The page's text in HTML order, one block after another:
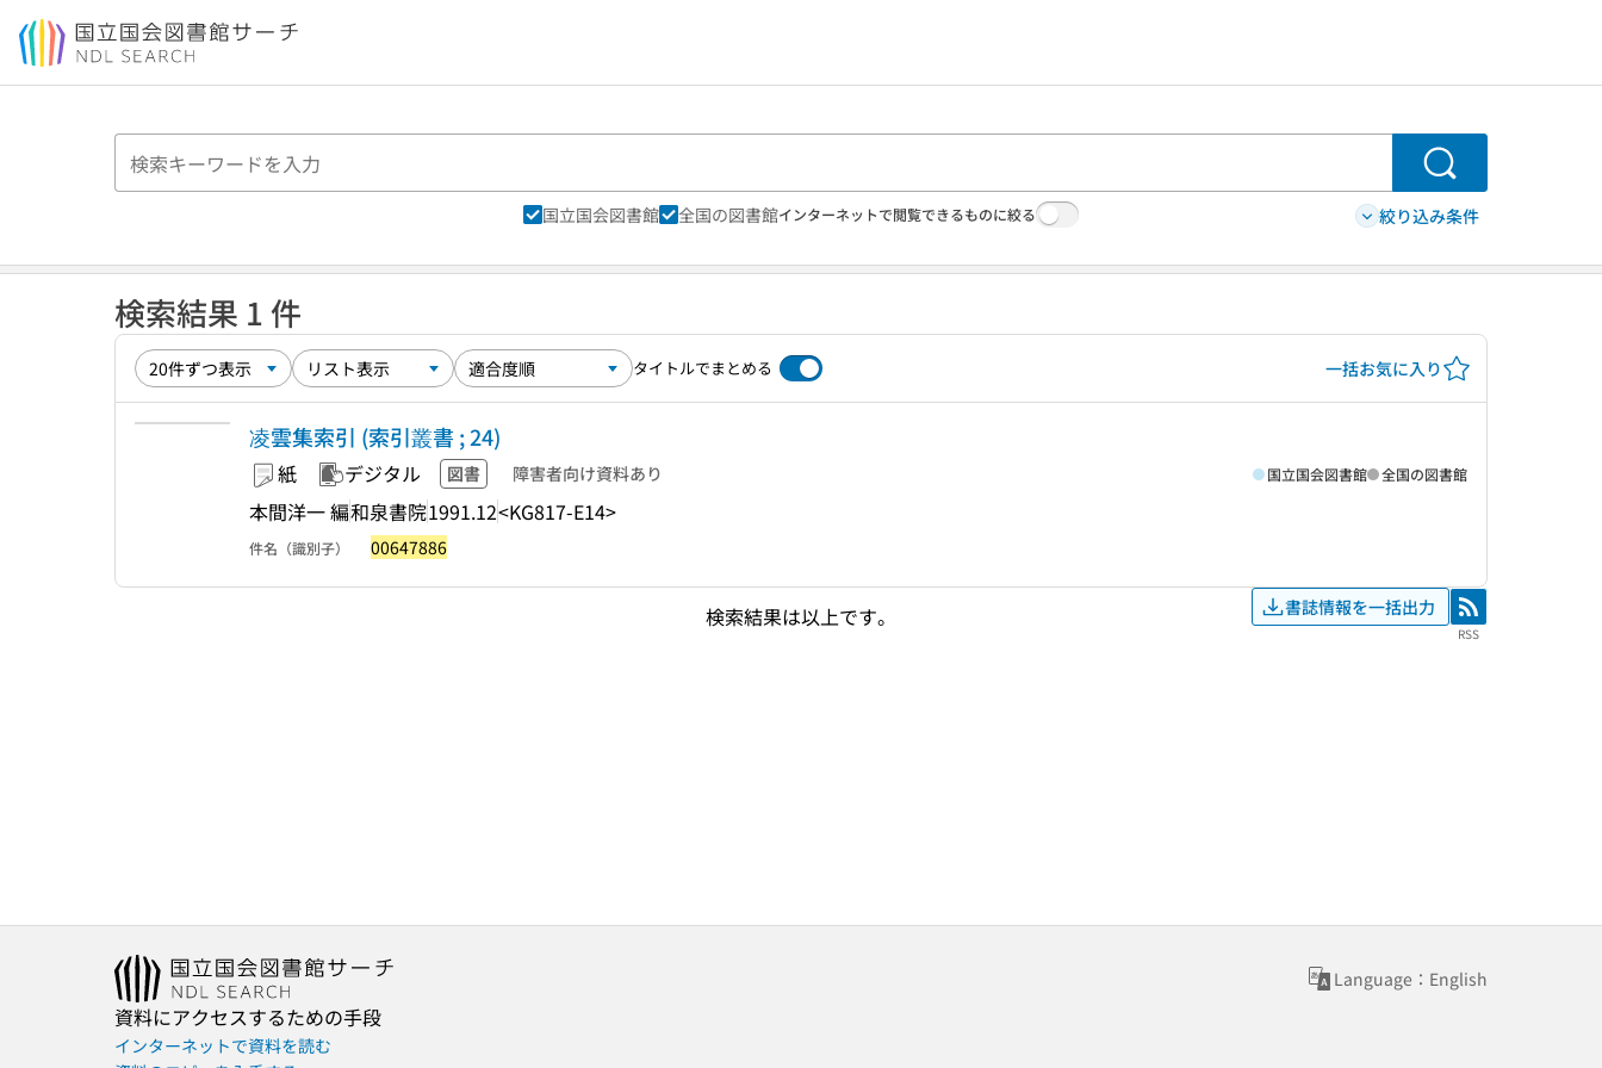
本文へ移動
検索
国立国会図書館 全国の図書館インターネットで閲覧できるものに絞る 絞り込み条件
検索結果 1 件
タイトルでまとめる 一括お気に入り
凌雲集索引 (索引叢書 ; 24)
紙 デジタル 図書 障害者向け資料あり
本間洋一 編和泉書院1991.12<KG817-E14>
国立国会図書館 全国の図書館
件名（識別子） 00647886
検索結果は以上です。 書誌情報を一括出力 RSS
RSS
Language：English
資料にアクセスするための手段
インターネットで資料を読む